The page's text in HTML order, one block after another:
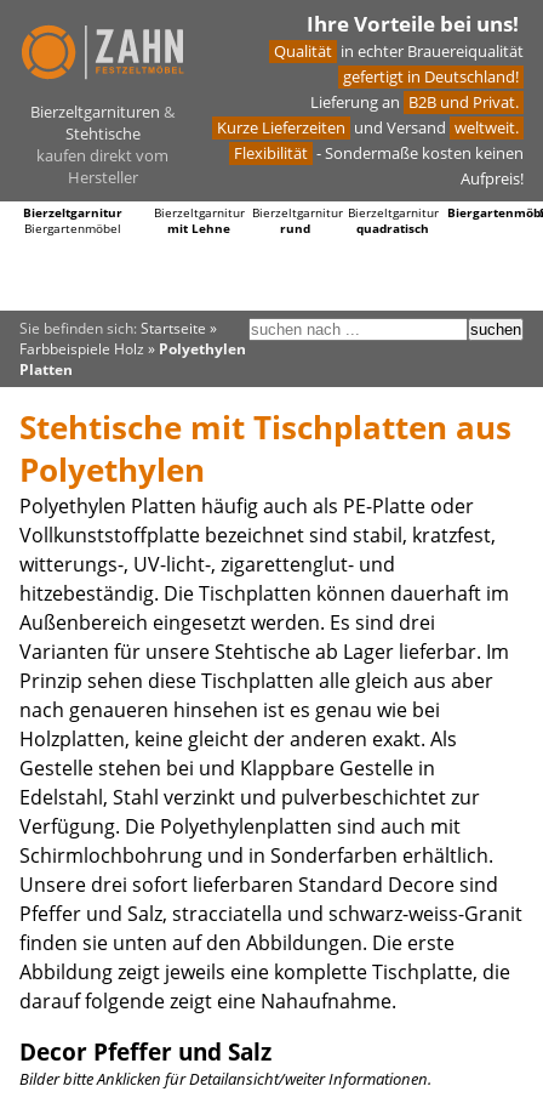
Bierzeltgarnituren &
Stehtische
kaufen direkt vom
Hersteller
Ihre Vorteile bei uns!
Qualität in echter Brauereiqualität
gefertigt in Deutschland!
Lieferung an B2B und Privat.
Kurze Lieferzeiten und Versand weltweit.
Flexibilität - Sondermaße kosten keinen
Aufpreis!
Bierzeltgarnitur
Biergartenmöbel
Bierzeltgarnitur
mit Lehne
Bierzeltgarnitur
rund
Bierzeltgarnitur
quadratisch
Sie befinden sich: Startseite »
Farbbeispiele Holz » Polyethylen
Platten
Stehtische mit Tischplatten aus
Polyethylen
Polyethylen Platten häufig auch als PE-Platte oder
Vollkunststoffplatte bezeichnet sind stabil, kratzfest,
witterungs-, UV-licht-, zigarettenglut- und
hitzebeständig. Die Tischplatten können dauerhaft im
Außenbereich eingesetzt werden. Es sind drei
Varianten für unsere Stehtische ab Lager lieferbar. Im
Prinzip sehen diese Tischplatten alle gleich aus aber
nach genaueren hinsehen ist es genau wie bei
Holzplatten, keine gleicht der anderen exakt. Als
Gestelle stehen bei und Klappbare Gestelle in
Edelstahl, Stahl verzinkt und pulverbeschichtet zur
Verfügung. Die Polyethylenplatten sind auch mit
Schirmlochbohrung und in Sonderfarben erhältlich.
Unsere drei sofort lieferbaren Standard Decore sind
Pfeffer und Salz, stracciatella und schwarz-weiss-Granit
finden sie unten auf den Abbildungen. Die erste
Abbildung zeigt jeweils eine komplette Tischplatte, die
darauf folgende zeigt eine Nahaufnahme.
Decor Pfeffer und Salz
Bilder bitte Anklicken für Detailansicht/weiter Informationen.